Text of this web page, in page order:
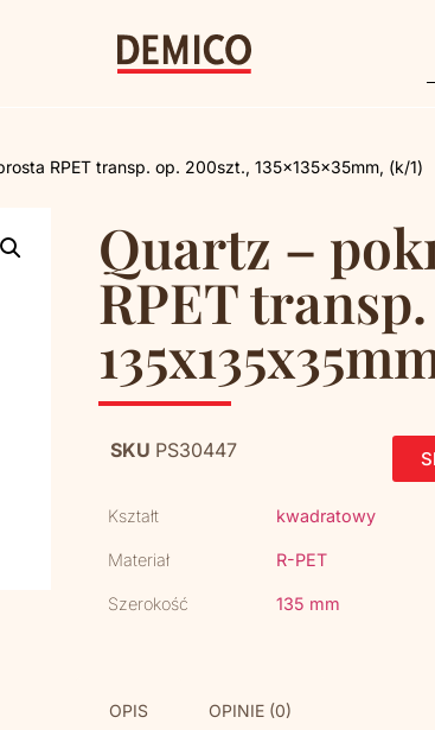
RPET transp. op. 200szt., 135x135x35mm, (k/1)
Quartz –
RPET
SKU PS30447
Kształt kwadratowy
Materiał R-PET
Szerokość 135 mm
OPIS OPINIE (0)